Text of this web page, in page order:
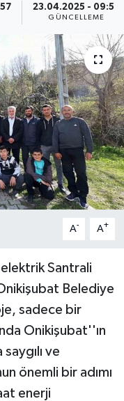
23.04.2025 - 09:57
GÜNCELLEME
A- A+
Santrali
Belediye
sadece bir
Onikişubat''ın
ve
önemli bir adımı
enerji